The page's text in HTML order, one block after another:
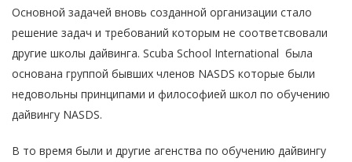
Основной задачей вновь созданной организации стало
решение задач и требований которым не соответсвовали
другие школы дайвинга. Scuba School International была
основана группой бывших членов NASDS которые были
недовольны принципами и философией школ по обучению
дайвингу NASDS.
В то время были и другие агенства по обучению дайвингу